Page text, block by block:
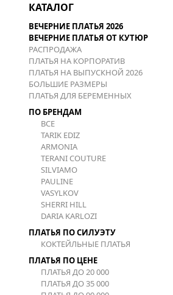
КАТАЛОГ
ВЕЧЕРНИЕ ПЛАТЬЯ 2026
ВЕЧЕРНИЕ ПЛАТЬЯ ОТ КУТЮР
РАСПРОДАЖА
ПЛАТЬЯ НА КОРПОРАТИВ
ПЛАТЬЯ НА ВЫПУСКНОЙ 2026
БОЛЬШИЕ РАЗМЕРЫ
ПЛАТЬЯ ДЛЯ БЕРЕМЕННЫХ
ПО БРЕНДАМ
ВСЕ
TARIK EDIZ
ARMONIA
TERANI COUTURE
SILVIAMO
PAULINE
VASYLKOV
SHERRI HILL
DARIA KARLOZI
ПЛАТЬЯ ПО СИЛУЭТУ
КОКТЕЙЛЬНЫЕ ПЛАТЬЯ
ПЛАТЬЯ ПО ЦЕНЕ
ПЛАТЬЯ ДО 20 000
ПЛАТЬЯ ДО 35 000